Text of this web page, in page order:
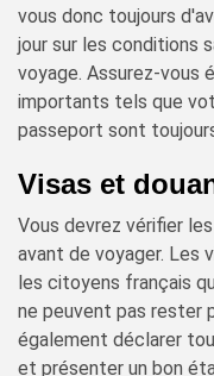
vous donc toujours
jour sur les conditions
voyage. Assurez-vous
importants tels que
passeport sont
Visas et
Vous devrez vérifier
avant de voyager. Les
les citoyens français
ne peuvent pas rester
également déclarer
et présenter un bon